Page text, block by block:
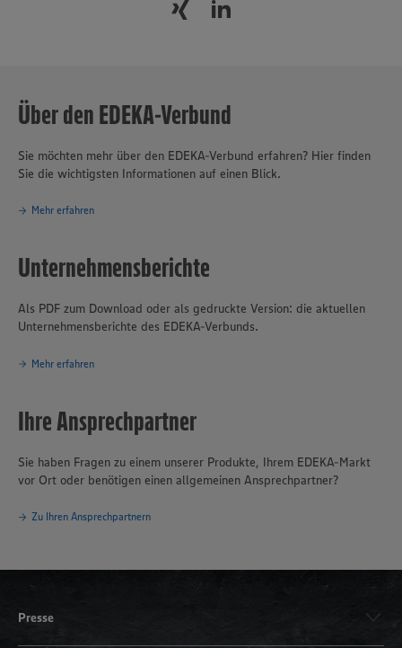
Über den EDEKA-Verbund
Sie möchten mehr über den EDEKA-Verbund erfahren? Hier finden
Sie die wichtigsten Informationen auf einen Blick.
Mehr erfahren
Unternehmensberichte
Als PDF zum Download oder als gedruckte Version: die aktuellen
Unternehmensberichte des EDEKA-Verbunds.
Mehr erfahren
Ihre Ansprechpartner
Sie haben Fragen zu einem unserer Produkte, Ihrem EDEKA-Markt
vor Ort oder benötigen einen allgemeinen Ansprechpartner?
Zu Ihren Ansprechpartnern
Presse